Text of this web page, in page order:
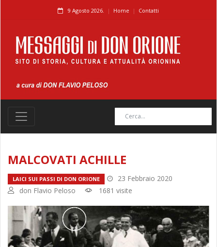
9 Agosto 2026. Home Contatti
MALCOVATI ACHILLE
LAICI SUI PASSI DI DON ORIONE
23 Febbraio 2020
don Flavio Peloso
1681 visite